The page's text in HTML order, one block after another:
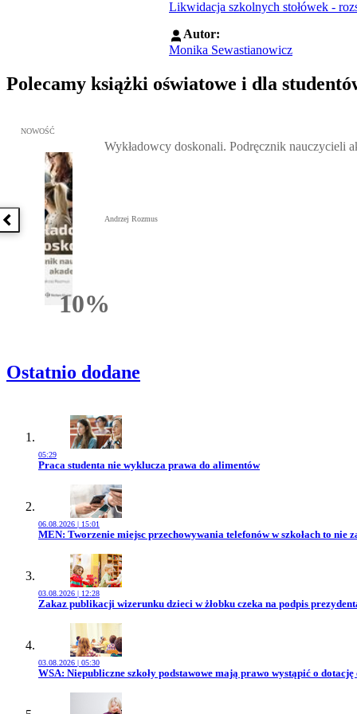
Likwidacja szkolnych stołówek -
Autor:
Monika Sewastianowicz
Polecamy książki oświatowe i dla
Poprzednia książka
Przejdź do: Wykładowcy doskonali. Podręcznik nauczycieli
NOWOŚĆ
10%Rabatu
Wykładowcy doskonali. Podręcznik nauczycieli
Andrzej Rozmus
Ostatnio dodane
05:29
Przejdź do artykułu:
Praca studenta nie wyklucza prawa do alimentów
06.08.2026 | 15:01
Przejdź do artykułu:
MEN: Tworzenie miejsc przechowywania telefonów w szkołach to nie
03.08.2026 | 12:28
Przejdź do artykułu:
Zakaz publikacji wizerunku dzieci w żłobku czeka na podpis
03.08.2026 | 05:30
Przejdź do artykułu:
WSA: Niepubliczne szkoły podstawowe mają prawo wystąpić o dotację